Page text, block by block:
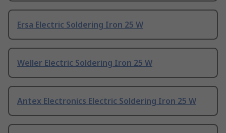
Ersa Electric Soldering Iron 25 W
Weller Electric Soldering Iron 25 W
Antex Electronics Electric Soldering Iron 25 W